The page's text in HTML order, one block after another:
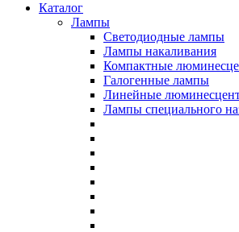
Каталог
Лампы
Светодиодные лампы
Лампы накаливания
Компактные
Галогенные лампы
Линейные
Лампы специального